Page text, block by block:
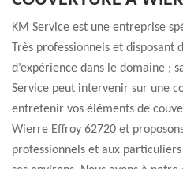
KM Service est une entreprise
Très professionnels et disposant
d’expérience dans le domaine ;
Service peut intervenir sur une
entretenir vos éléments de
Wierre Effroy 62720 et
professionnels et aux